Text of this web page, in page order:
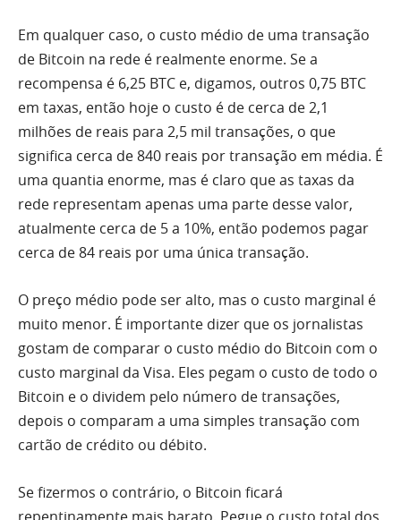
Em qualquer caso, o custo médio de uma transação
de Bitcoin na rede é realmente enorme. Se a
recompensa é 6,25 BTC e, digamos, outros 0,75 BTC
em taxas, então hoje o custo é de cerca de 2,1
milhões de reais para 2,5 mil transações, o que
significa cerca de 840 reais por transação em média. É
uma quantia enorme, mas é claro que as taxas da
rede representam apenas uma parte desse valor,
atualmente cerca de 5 a 10%, então podemos pagar
cerca de 84 reais por uma única transação.
O preço médio pode ser alto, mas o custo marginal é
muito menor. É importante dizer que os jornalistas
gostam de comparar o custo médio do Bitcoin com o
custo marginal da Visa. Eles pegam o custo de todo o
Bitcoin e o dividem pelo número de transações,
depois o comparam a uma simples transação com
cartão de crédito ou débito.
Se fizermos o contrário, o Bitcoin ficará